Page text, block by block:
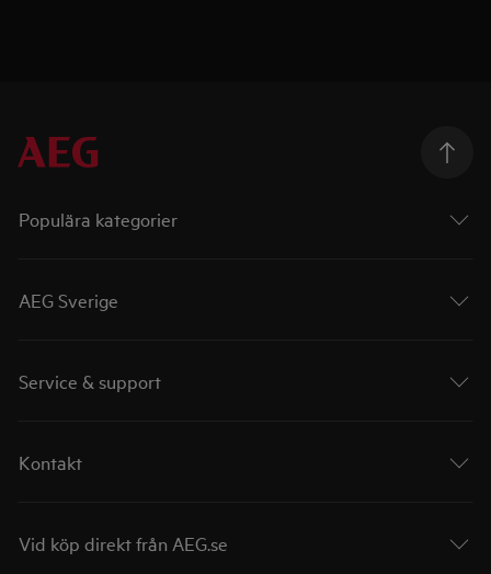
Populära kategorier
AEG Sverige
Service & support
Kontakt
Vid köp direkt från AEG.se